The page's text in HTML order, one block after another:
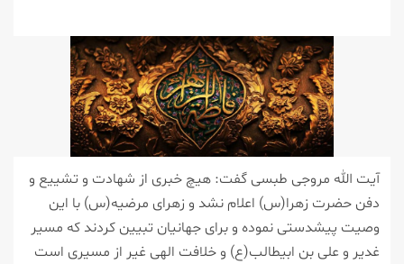
آیت الله مروجی طبسی گفت: هیچ خبری از شهادت و تشییع و
دفن حضرت زهرا(س) اعلام نشد و زهرای مرضیه(س) با این
وصیت پیشدستی نموده و برای جهانیان تبیین كردند كه مسیر
غدیر و علی بن ابیطالب(ع) و خلافت الهی غیر از مسیری است